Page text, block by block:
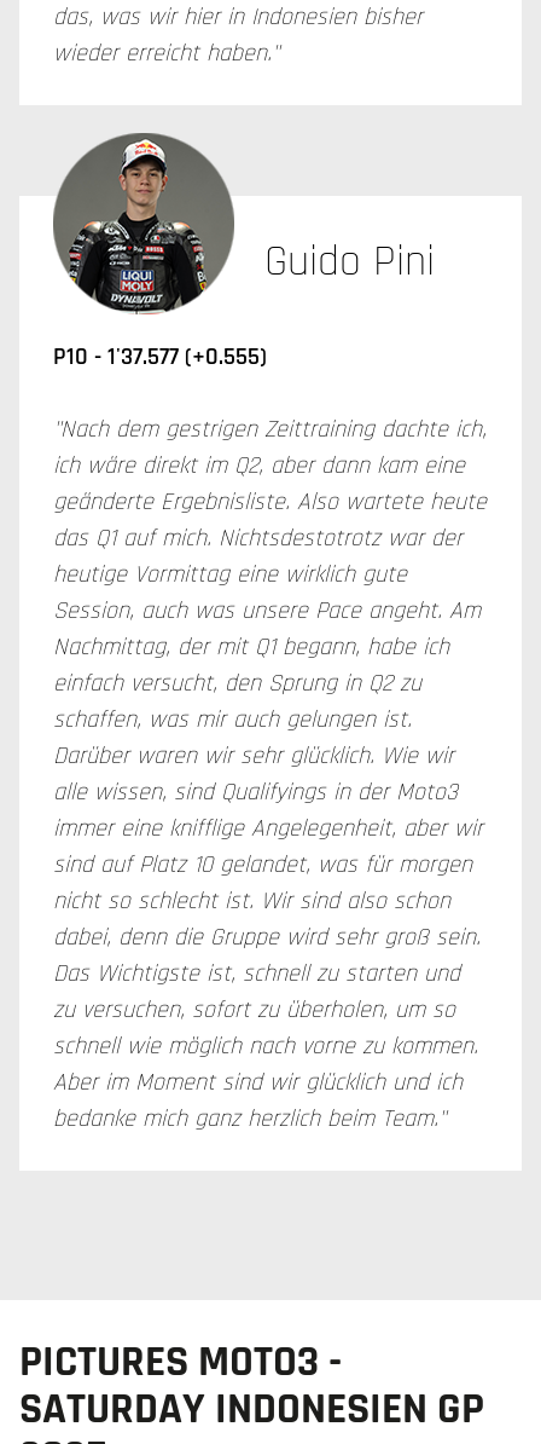
das, was wir hier in Indonesien bisher
wieder erreicht haben."
Guido Pini
P10 - 1'37.577 (+0.555)
"Nach dem gestrigen Zeittraining dachte ich,
ich wäre direkt im Q2, aber dann kam eine
geänderte Ergebnisliste. Also wartete heute
das Q1 auf mich. Nichtsdestotrotz war der
heutige Vormittag eine wirklich gute
Session, auch was unsere Pace angeht. Am
Nachmittag, der mit Q1 begann, habe ich
einfach versucht, den Sprung in Q2 zu
schaffen, was mir auch gelungen ist.
Darüber waren wir sehr glücklich. Wie wir
alle wissen, sind Qualifyings in der Moto3
immer eine knifflige Angelegenheit, aber wir
sind auf Platz 10 gelandet, was für morgen
nicht so schlecht ist. Wir sind also schon
dabei, denn die Gruppe wird sehr groß sein.
Das Wichtigste ist, schnell zu starten und
zu versuchen, sofort zu überholen, um so
schnell wie möglich nach vorne zu kommen.
Aber im Moment sind wir glücklich und ich
bedanke mich ganz herzlich beim Team."
PICTURES MOTO3 -
SATURDAY INDONESIEN GP